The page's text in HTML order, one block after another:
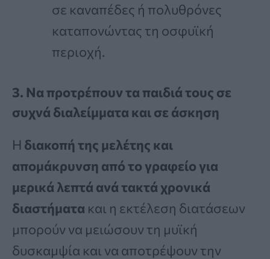
σε καναπέδες ή πολυθρόνες
καταπονώντας τη οσφυϊκή
περιοχή.
3. Να προτρέπουν τα παιδιά τους σε
συχνά διαλείμματα και σε άσκηση
Η διακοπή της μελέτης και
απομάκρυνση από το γραφείο για
μερικά λεπτά ανά τακτά χρονικά
διαστήματα και η εκτέλεση διατάσεων
μπορούν να μειώσουν τη μυϊκή
δυσκαμψία και να αποτρέψουν την